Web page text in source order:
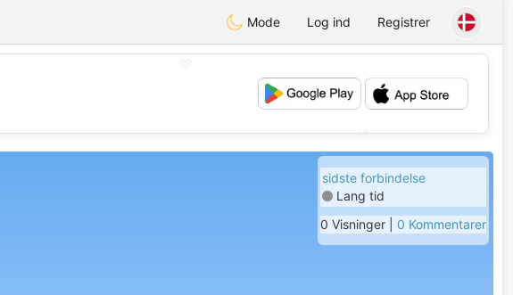
Mode Log ind Registrer
💕
sidste forbindelse
Lang tid
0 Visninger | 0 Kommentarer